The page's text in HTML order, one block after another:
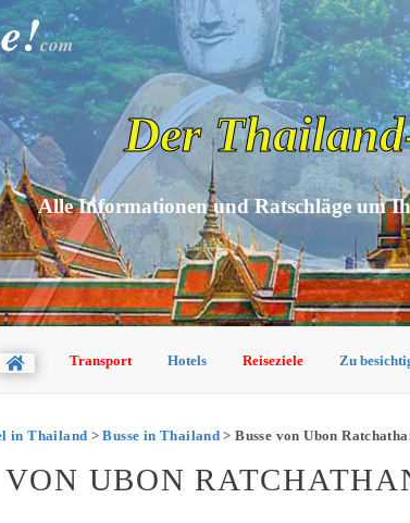
com
Der
Alle Informationen und Ratschläge um
Transport Hotels Reiseziele Zu
in Thailand >Busse in Thailand > Busse von Ubon
UBON